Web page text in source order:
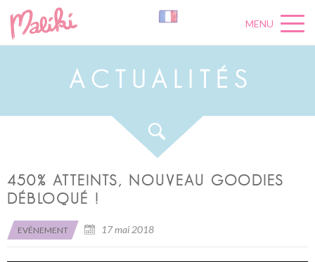
MENU
A C U A L É S
450% ATTEINTS, NOUVEAU GOODIES
DÉBLOQUÉ !
EVÉNEMENT 17 mai 2018